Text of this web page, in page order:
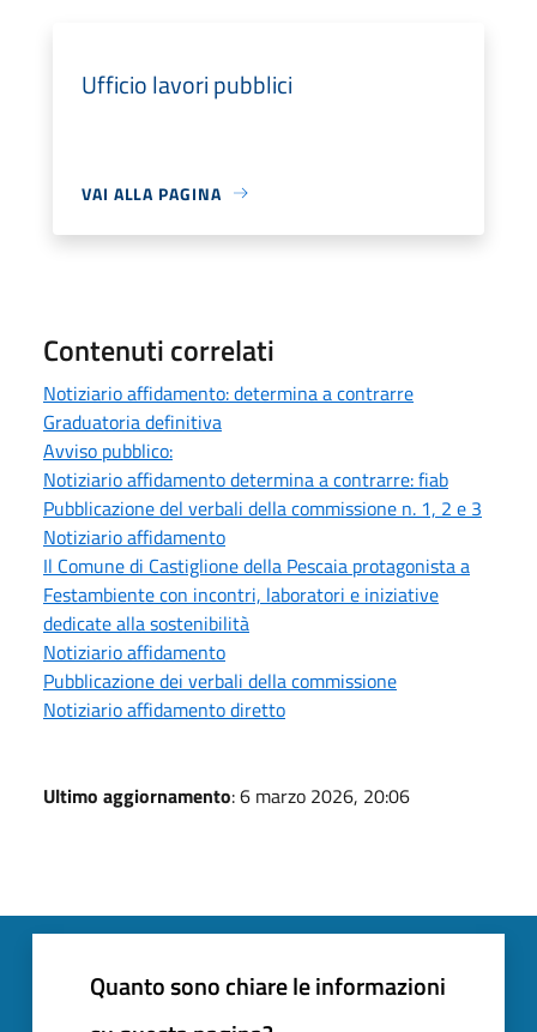
Ufficio lavori pubblici
VAI ALLA PAGINA
Contenuti correlati
Notiziario affidamento: determina a contrarre
Graduatoria definitiva
Avviso pubblico:
Notiziario affidamento determina a contrarre: fiab
Pubblicazione del verbali della commissione n. 1, 2 e 3
Notiziario affidamento
Il Comune di Castiglione della Pescaia protagonista a
Festambiente con incontri, laboratori e iniziative
dedicate alla sostenibilità
Notiziario affidamento
Pubblicazione dei verbali della commissione
Notiziario affidamento diretto
Ultimo aggiornamento: 6 marzo 2026, 20:06
Quanto sono chiare le informazioni